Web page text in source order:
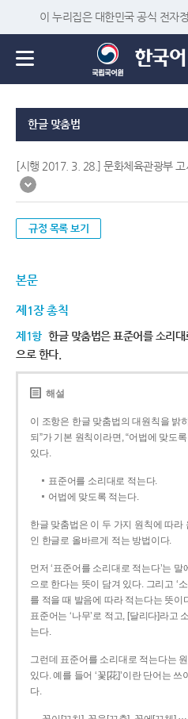
이 누리집은 대한민국 공식 전자
한글 맞춤법
[시행 2017. 3. 28.] 문화체육관광부
규정 목록 보기
본문
제1장 총칙
제1항 한글 맞춤법은 표준어를 소리
으로 한다.
해설
이 조항은 한글 맞춤법의 대원칙을 밝
되”가 기본 원칙이라면, “어법에 맞도
있다.
표준어를 소리대로 적는다.
어법에 맞도록 적는다.
한글 맞춤법은 이 두 가지 원칙에 따
인 한글로 올바르게 적는 방법이다.
먼저 ‘표준어를 소리대로 적는다’는
으로 한다는 뜻이 담겨 있다. 그리고 ‘
를 적을 때 발음에 따라 적는다는 뜻이
표준어는 ‘나무’로 적고, [달리다]라고
는다.
그런데 표준어를 소리대로 적는다는
있다. 예를 들어 ‘꽃[花]’이란 단어는
다.